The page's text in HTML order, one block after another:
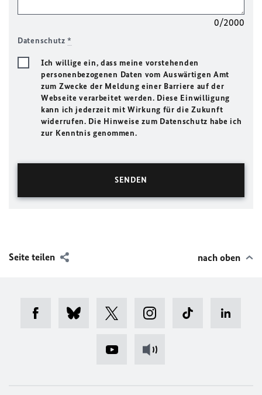
0/2000
Datenschutz*
Ich willige ein, dass meine vorstehenden
personenbezogenen Daten vom Auswärtigen Amt
zum Zwecke der Meldung einer Barriere auf der
Webseite verarbeitet werden. Diese Einwilligung
kann ich jederzeit mit Wirkung für die Zukunft
widerrufen. Die Hinweise zum Datenschutz habe ich
zur Kenntnis genommen.
Seite teilen nach oben